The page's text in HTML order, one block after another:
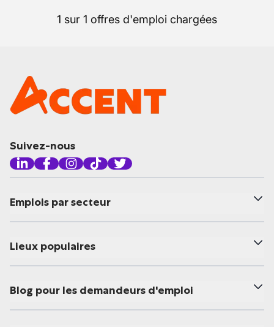
1 sur 1 offres d'emploi chargées
Suivez-nous
Emplois par secteur
Lieux populaires
Blog pour les demandeurs d'emploi